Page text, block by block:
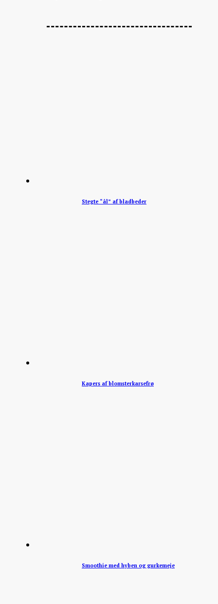
Stegte “ål” af bladbeder
Kapers af blomsterkarsefrø
Smoothie med hyben og gurkemeje